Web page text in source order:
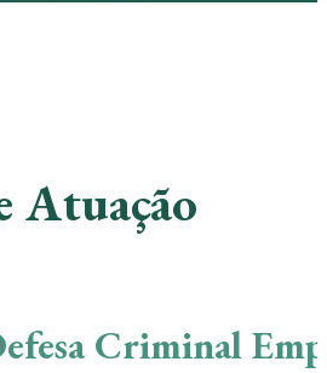
Atuação
Criminal